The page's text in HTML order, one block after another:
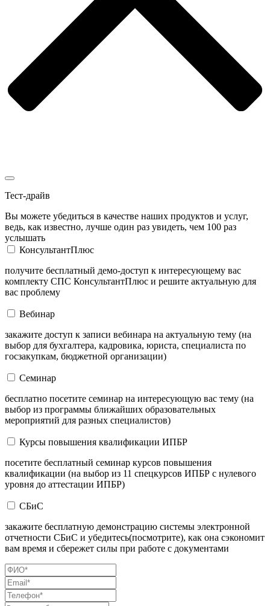
Тест-драйв
Вы можете убедиться в качестве наших продуктов и услуг,
ведь, как известно, лучше один раз увидеть, чем 100 раз
услышать
КонсультантПлюс
получите бесплатный демо-доступ к интересующему вас
комплекту СПС КонсультантПлюс и решите актуальную для
вас проблему
Вебинар
закажите доступ к записи вебинара на актуальную тему (на
выбор для бухгалтера, кадровика, юриста, специалиста по
госзакупкам, бюджетной организации)
Семинар
бесплатно посетите семинар на интересующую вас тему (на
выбор из программы ближайших образовательных
мероприятий для разных специалистов)
Курсы повышения квалификации ИПБР
посетите бесплатный семинар курсов повышения
квалификации (на выбор из 11 спецкурсов ИПБР с нулевого
уровня до аттестации ИПБР)
СБиС
закажите бесплатную демонстрацию системы электронной
отчетности СБиС и убедитесь(посмотрите), как она сэкономит
вам время и сбережет силы при работе с документами